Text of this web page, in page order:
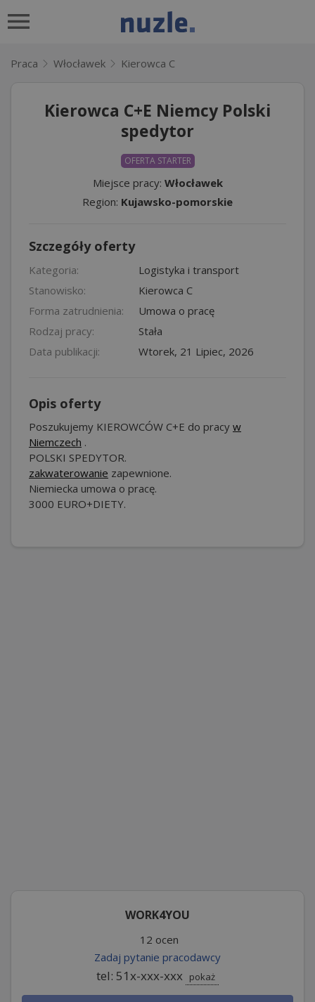
Praca Włocławek Kierowca C
Kierowca C+E Niemcy Polski
spedytor
OFERTA STARTER
Miejsce pracy: Włocławek
Region: Kujawsko-pomorskie
Szczegóły oferty
Kategoria:
Logistyka i transport
Stanowisko:
Kierowca C
Forma zatrudnienia:
Umowa o pracę
Rodzaj pracy:
Stała
Data publikacji:
Wtorek, 21 Lipiec, 2026
Opis oferty
Poszukujemy KIEROWCÓW C+E do pracy w
Niemczech .
POLSKI SPEDYTOR.
zakwaterowanie zapewnione.
Niemiecka umowa o pracę.
3000 EURO+DIETY.
WORK4YOU
12 ocen
Zadaj pytanie pracodawcy
tel: 51x-xxx-xxx pokaż